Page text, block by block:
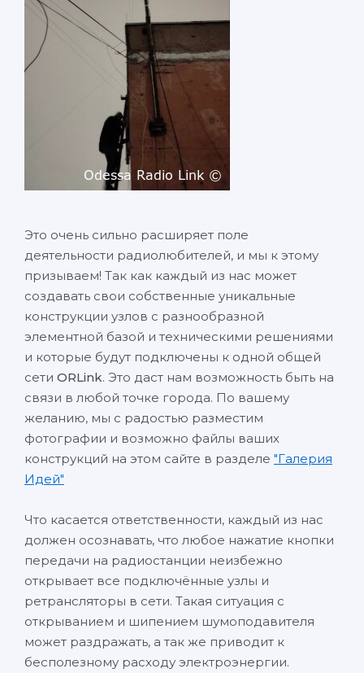
Это очень сильно расширяет поле
деятельности радиолюбителей, и мы к этому
призываем! Так как каждый из нас может
создавать свои собственные уникальные
конструкции узлов с разнообразной
элементной базой и техническими решениями
и которые будут подключены к одной общей
сети ORLink. Это даст нам возможность быть на
связи в любой точке города. По вашему
желанию, мы с радостью разместим
фотографии и возможно файлы ваших
конструкций на этом сайте в разделе "Галерия
Идей"
Что касается ответственности, каждый из нас
должен осознавать, что любое нажатие кнопки
передачи на радиостанции неизбежно
открывает все подключённые узлы и
ретрансляторы в сети. Такая ситуация с
открыванием и шипением шумоподавителя
может раздражать, а так же приводит к
бесполезному расходу электроэнергии.